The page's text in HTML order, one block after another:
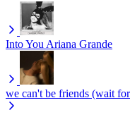
Into You Ariana Grande
we can't be friends (wait